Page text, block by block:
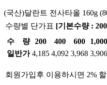
(국산)달란트 전사타올 160g
수량별 단가표 [기본수량 :
수 량 200 400 600 1,000
일반가 4,185 4,092 3,968 3,906
회원가입후 이용하시면 2%